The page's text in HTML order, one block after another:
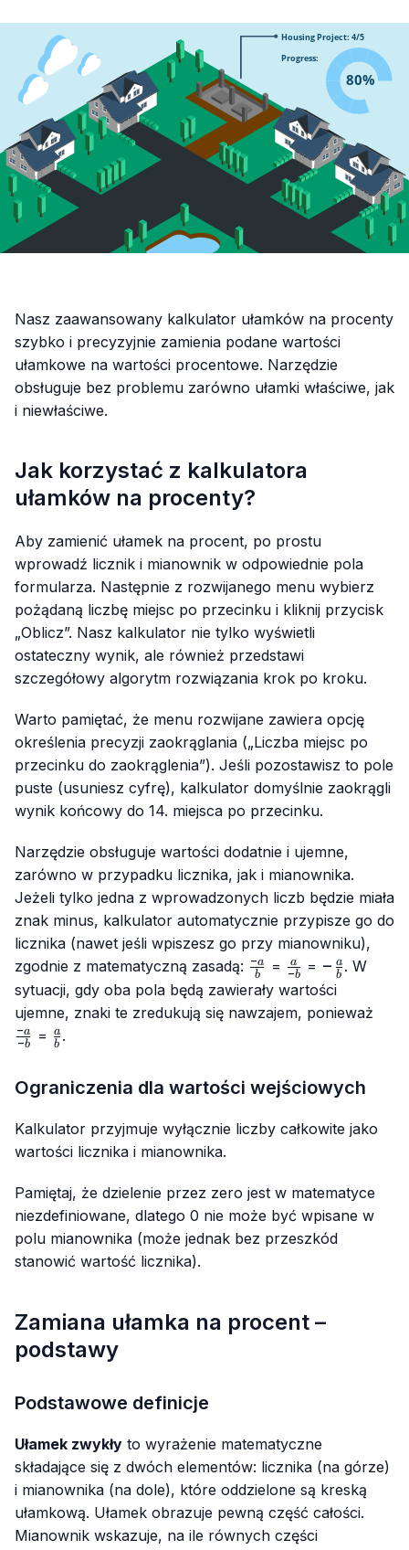
Nasz zaawansowany kalkulator ułamków na procenty
szybko i precyzyjnie zamienia podane wartości
ułamkowe na wartości procentowe. Narzędzie
obsługuje bez problemu zarówno ułamki właściwe, jak
i niewłaściwe.
Jak korzystać z kalkulatora
ułamków na procenty?
Aby zamienić ułamek na procent, po prostu
wprowadź licznik i mianownik w odpowiednie pola
formularza. Następnie z rozwijanego menu wybierz
pożądaną liczbę miejsc po przecinku i kliknij przycisk
„Oblicz”. Nasz kalkulator nie tylko wyświetli
ostateczny wynik, ale również przedstawi
szczegółowy algorytm rozwiązania krok po kroku.
Warto pamiętać, że menu rozwijane zawiera opcję
określenia precyzji zaokrąglania („Liczba miejsc po
przecinku do zaokrąglenia”). Jeśli pozostawisz to pole
puste (usuniesz cyfrę), kalkulator domyślnie zaokrągli
wynik końcowy do 14. miejsca po przecinku.
Narzędzie obsługuje wartości dodatnie i ujemne,
zarówno w przypadku licznika, jak i mianownika.
Jeżeli tylko jedna z wprowadzonych liczb będzie miała
znak minus, kalkulator automatycznie przypisze go do
licznika (nawet jeśli wpiszesz go przy mianowniku),
zgodnie z matematyczną zasadą: \frac{-
a}{b}
b
−a = \frac{a}
{-b}
−b
a = -
\frac{a}
{b}
− b
a . W
sytuacji, gdy oba pola będą zawierały wartości
ujemne, znaki te zredukują się nawzajem, ponieważ
−b
−a = \frac{a}
{b}
b
a .
Ograniczenia dla wartości wejściowych
Kalkulator przyjmuje wyłącznie liczby całkowite jako
wartości licznika i mianownika.
Pamiętaj, że dzielenie przez zero jest w matematyce
niezdefiniowane, dlatego 0 nie może być wpisane w
polu mianownika (może jednak bez przeszkód
stanowić wartość licznika).
Zamiana ułamka na procent –
podstawy
Podstawowe definicje
Ułamek zwykły to wyrażenie matematyczne
składające się z dwóch elementów: licznika (na górze)
i mianownika (na dole), które oddzielone są kreską
ułamkową. Ułamek obrazuje pewną część całości.
Mianownik wskazuje, na ile równych części